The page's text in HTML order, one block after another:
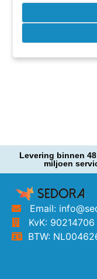
Levering binnen
miljoen
Email:
KvK: 90214706
BTW: